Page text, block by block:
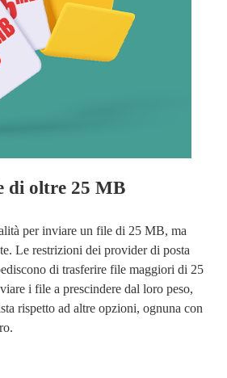
di oltre 25 MB
per inviare un file di 25 MB, ma
Le restrizioni dei provider di posta
di trasferire file maggiori di 25
i file a prescindere dal loro peso,
rispetto ad altre opzioni, ognuna con